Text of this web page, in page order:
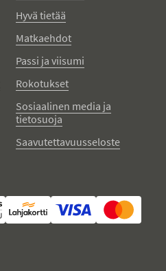
Hyvä tietää
Matkaehdot
Passi ja viisumi
Rokotukset
Sosiaalinen media ja
tietosuoja
Saavutettavuusseloste